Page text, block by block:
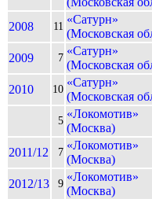
2008
11
«Сатурн»
(Московская
2009
7
«Сатурн»
(Московская
2010
10
«Сатурн»
(Московская
5
«Локомотив»
(Москва)
2011/12
7
«Локомотив»
(Москва)
2012/13
9
«Локомотив»
(Москва)